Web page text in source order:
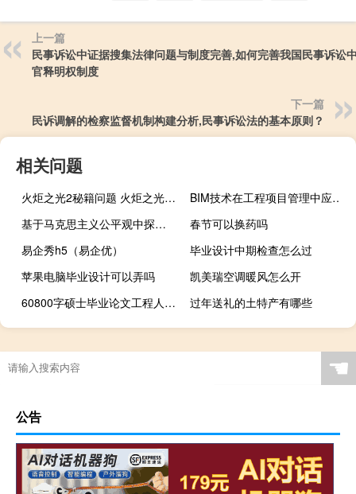
上一篇
民事诉讼中证据搜集法律问题与制度完善,如何完善我国民事诉讼
官释明权制度
下一篇
民诉调解的检察监督机制构建分析,民事诉讼法的基本原则？
相关问题
火炬之光2秘籍问题 火炬之光2流程攻略
BIM技术在工程项目管理中应用优势,建筑工程中应用建筑信息管理的优势是什么
基于马克思主义公平观中探讨共享发展理念,管理中功利主义、权利、公平和一体化的含义是什么？
春节可以换药吗
易企秀h5（易企优）
毕业设计中期检查怎么过
苹果电脑毕业设计可以弄吗
凯美瑞空调暖风怎么开
60800字硕士毕业论文工程人才的最新类型及其课程研究
过年送礼的土特产有哪些
☚
公告